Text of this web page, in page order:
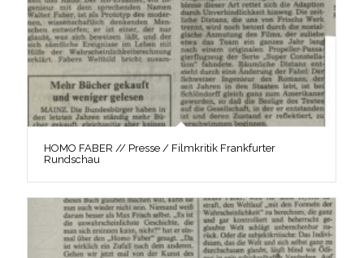
HOMO FABER // Presse / Filmkritik Frankfurter
Rundschau